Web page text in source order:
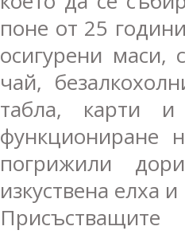
поне от 25
осигурени маси,
чай,
табла, карти
функциониране
погрижили
изкуствена елха